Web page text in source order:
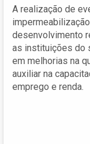
A realização de
desenvolvimento
as instituições do
em melhorias na
auxiliar na
emprego e renda.